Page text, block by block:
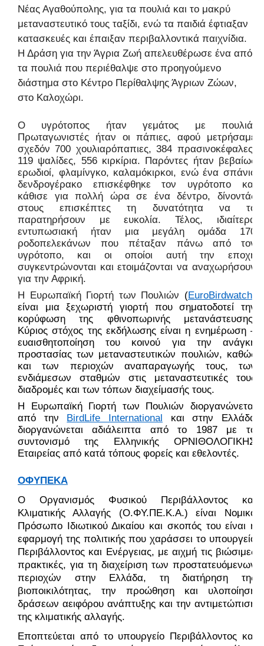
Νέας Αγαθούπολης, για τα πουλιά και το μακρύ
μεταναστευτικό τους ταξίδι, ενώ τα παιδιά έφτιαξαν
κατασκευές και έπαιξαν περιβαλλοντικά παιχνίδια.
Η Δράση για την Άγρια Ζωή απελευθέρωσε ένα από
τα πουλιά που περιέθαλψε στο προηγούμενο
διάστημα στο Κέντρο Περίθαλψης Άγριων Ζώων,
στο Καλοχώρι.
Ο υγρότοπος ήταν γεμάτος με πουλιά!
Πρωταγωνιστές ήταν οι πάπιες, αφού μετρήσαμε
σχεδόν 700 χουλιαρόπαπιες, 384 πρασινοκέφαλες,
119 ψαλίδες, 556 κιρκίρια. Παρόντες ήταν βεβαίως
ερωδιοί, φλαμίνγκο, καλαμόκιρκοι, ενώ ένα σπάνιο
δενδρογέρακο επισκέφθηκε τον υγρότοπο και
κάθισε για πολλή ώρα σε ένα δέντρο, δίνοντάς
στους επισκέπτες τη δυνατότητα να το
παρατηρήσουν με ευκολία. Τέλος, ιδιαίτερα
εντυπωσιακή ήταν μια μεγάλη ομάδα 170
ροδοπελεκάνων που πέταξαν πάνω από τον
υγρότοπο, και οι οποίοι αυτή την εποχή
συγκεντρώνονται και ετοιμάζονται να αναχωρήσουν
για την Αφρική.
Η Ευρωπαϊκή Γιορτή των Πουλιών (EuroBirdwatch)
είναι μια ξεχωριστή γιορτή που σηματοδοτεί την
κορύφωση της φθινοπωρινής μετανάστευσης.
Κύριος στόχος της εκδήλωσης είναι η ενημέρωση –
ευαισθητοποίηση του κοινού για την ανάγκη
προστασίας των μεταναστευτικών πουλιών, καθώς
και των περιοχών αναπαραγωγής τους, των
ενδιάμεσων σταθμών στις μεταναστευτικές τους
διαδρομές και των τόπων διαχείμασής τους.
Η Ευρωπαϊκή Γιορτή των Πουλιών διοργανώνεται
από την
BirdLife International
και στην Ελλάδα
διοργανώνεται αδιάλειπτα από το 1987 με το
συντονισμό της Ελληνικής ΟΡΝΙΘΟΛΟΓΙΚΗΣ
Εταιρείας από κατά τόπους φορείς και εθελοντές.
ΟΦΥΠΕΚΑ
Ο Οργανισμός Φυσικού Περιβάλλοντος και
Κλιματικής Αλλαγής (Ο.ΦΥ.ΠΕ.Κ.Α.) είναι Νομικό
Πρόσωπο Ιδιωτικού Δικαίου και σκοπός του είναι η
εφαρμογή της πολιτικής που χαράσσει το υπουργείο
Περιβάλλοντος και Ενέργειας, με αιχμή τις βιώσιμες
πρακτικές, για τη διαχείριση των προστατευόμενων
περιοχών στην Ελλάδα, τη διατήρηση της
βιοποικιλότητας, την προώθηση και υλοποίηση
δράσεων αειφόρου ανάπτυξης και την αντιμετώπιση
της κλιματικής αλλαγής.
Εποπτεύεται από το υπουργείο Περιβάλλοντος και